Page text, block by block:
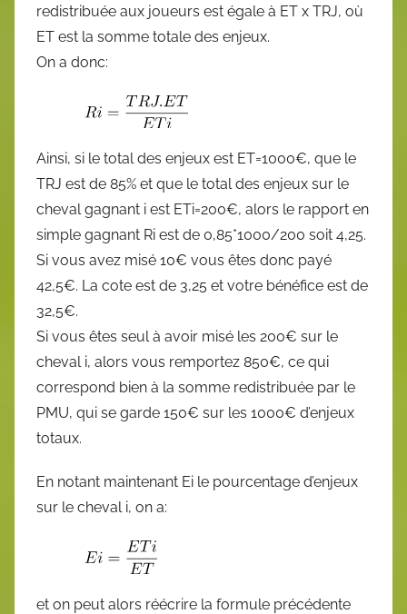
redistribuée aux joueurs est égale à ET x TRJ, où
ET est la somme totale des enjeux.
On a donc:
Ainsi, si le total des enjeux est ET=1000€, que le
TRJ est de 85% et que le total des enjeux sur le
cheval gagnant i est ETi=200€, alors le rapport en
simple gagnant Ri est de 0,85*1000/200 soit 4,25.
Si vous avez misé 10€ vous êtes donc payé
42,5€. La cote est de 3,25 et votre bénéfice est de
32,5€.
Si vous êtes seul à avoir misé les 200€ sur le
cheval i, alors vous remportez 850€, ce qui
correspond bien à la somme redistribuée par le
PMU, qui se garde 150€ sur les 1000€ d’enjeux
totaux.
En notant maintenant Ei le pourcentage d’enjeux
sur le cheval i, on a:
et on peut alors réécrire la formule précédente